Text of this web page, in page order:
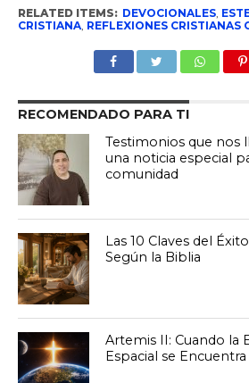
RELATED ITEMS: DEVOCIONALES,
CRISTIANA, REFLEXIONES CRISTIANAS
RECOMENDADO PARA TI
Testimonios que nos
una noticia especial
comunidad
Las 10 Claves del
Según la Biblia
Artemis II: Cuando la
Espacial se